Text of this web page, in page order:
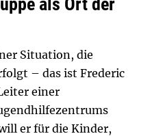
Situation, die
– das ist Frederic
einer
er für die Kinder,